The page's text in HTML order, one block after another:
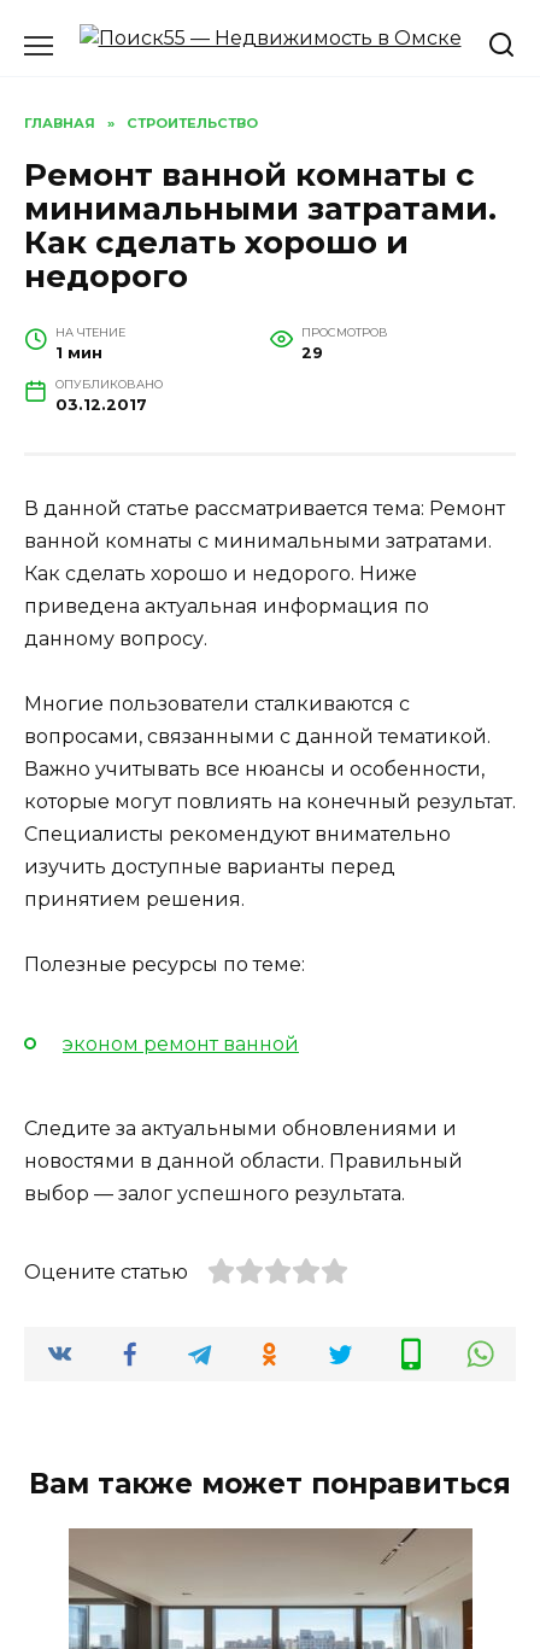
ГЛАВНАЯ » СТРОИТЕЛЬСТВО
Ремонт ванной комнаты с
минимальными затратами.
Как сделать хорошо и
недорого
НА ЧТЕНИЕ
1 мин
ПРОСМОТРОВ
29
ОПУБЛИКОВАНО
03.12.2017
В данной статье рассматривается тема: Ремонт
ванной комнаты с минимальными затратами.
Как сделать хорошо и недорого. Ниже
приведена актуальная информация по
данному вопросу.
Многие пользователи сталкиваются с
вопросами, связанными с данной тематикой.
Важно учитывать все нюансы и особенности,
которые могут повлиять на конечный результат.
Специалисты рекомендуют внимательно
изучить доступные варианты перед
принятием решения.
Полезные ресурсы по теме:
эконом ремонт ванной
Следите за актуальными обновлениями и
новостями в данной области. Правильный
выбор — залог успешного результата.
Оцените статью
Вам также может понравиться